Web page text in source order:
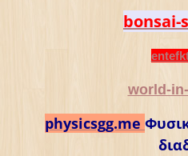
bonsai-
world-
physicsgg.me